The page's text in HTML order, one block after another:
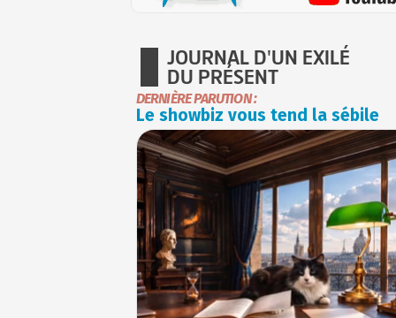
JOURNAL D'UN EXILÉ
DU PRÉSENT
DERNIÈRE PARUTION :
Le showbiz vous tend la sébile